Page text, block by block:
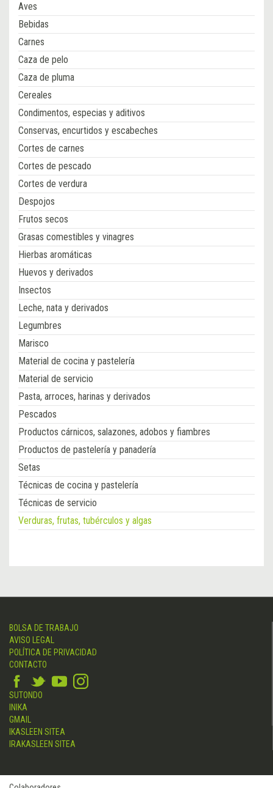
Aves
Bebidas
Carnes
Caza de pelo
Caza de pluma
Cereales
Condimentos, especias y aditivos
Conservas, encurtidos y escabeches
Cortes de carnes
Cortes de pescado
Cortes de verdura
Despojos
Frutos secos
Grasas comestibles y vinagres
Hierbas aromáticas
Huevos y derivados
Insectos
Leche, nata y derivados
Legumbres
Marisco
Material de cocina y pastelería
Material de servicio
Pasta, arroces, harinas y derivados
Pescados
Productos cárnicos, salazones, adobos y fiambres
Productos de pastelería y panadería
Setas
Técnicas de cocina y pastelería
Técnicas de servicio
Verduras, frutas, tubérculos y algas
BOLSA DE TRABAJO
AVISO LEGAL
POLÍTICA DE PRIVACIDAD
CONTACTO
SUTONDO
INIKA
GMAIL
IKASLEEN SITEA
IRAKASLEEN SITEA